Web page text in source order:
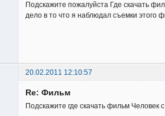
Подскажите пожалуйста Где скачать
дело в то что я наблюдал съемки этого
20.02.2011 12:10:57
Re: Фильм
Подскажите где скачать фильм